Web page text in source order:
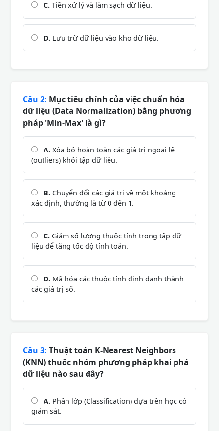
C. Tiền xử lý và làm sạch dữ liệu.
D. Lưu trữ dữ liệu vào kho dữ liệu.
Câu 2: Mục tiêu chính của việc chuẩn hóa
dữ liệu (Data Normalization) bằng phương
pháp 'Min-Max' là gì?
A. Xóa bỏ hoàn toàn các giá trị ngoại lệ
(outliers) khỏi tập dữ liệu.
B. Chuyển đổi các giá trị về một khoảng
xác định, thường là từ 0 đến 1.
C. Giảm số lượng thuộc tính trong tập dữ
liệu để tăng tốc độ tính toán.
D. Mã hóa các thuộc tính định danh thành
các giá trị số.
Câu 3: Thuật toán K-Nearest Neighbors
(KNN) thuộc nhóm phương pháp khai phá
dữ liệu nào sau đây?
A. Phân lớp (Classification) dựa trên học có
giám sát.